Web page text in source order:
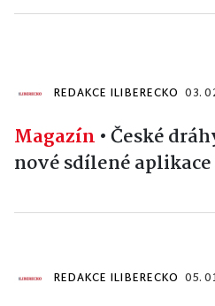
REDAKCE ILIBERECKO 03.
Magazín •České
nové sdílené aplikace
REDAKCE ILIBERECKO 05.